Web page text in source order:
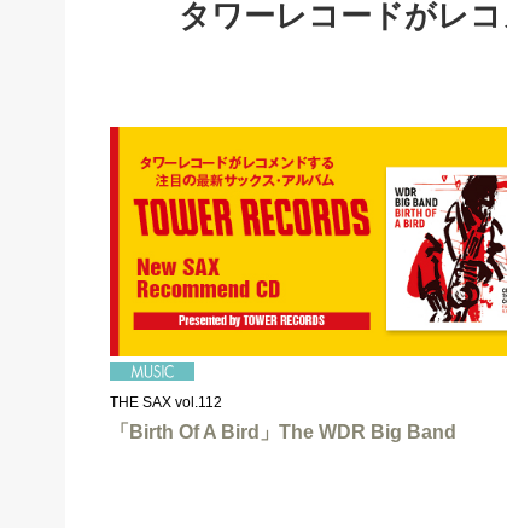
タワーレコードがレ
THE SAX vol.112
「Birth Of A Bird」The WDR Big Band